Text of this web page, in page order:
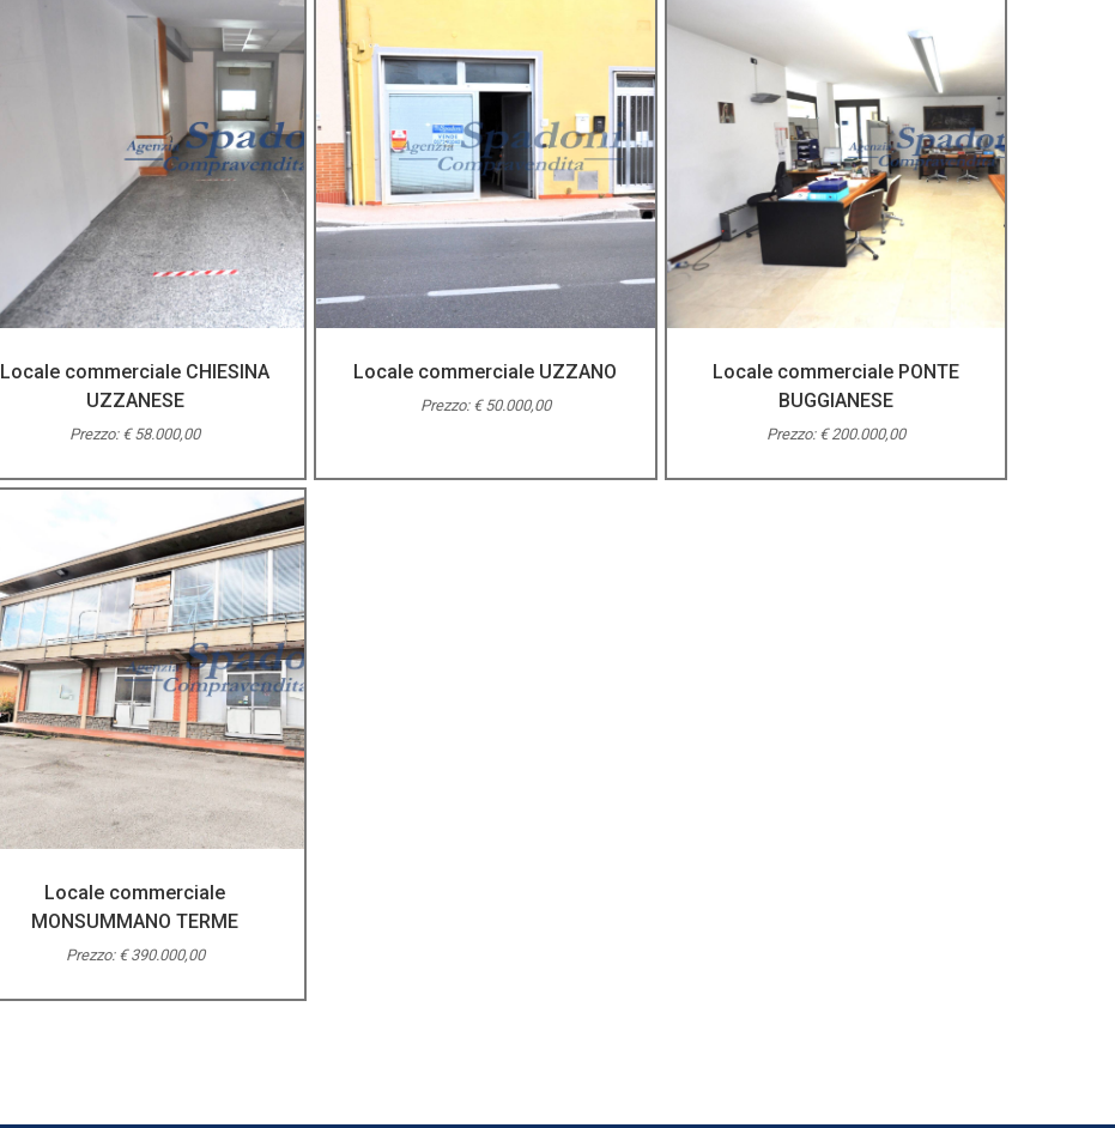
Locale commerciale CHIESINA
UZZANESE
Prezzo: € 58.000,00
Locale commerciale UZZANO
Prezzo: € 50.000,00
Locale commerciale PONTE
BUGGIANESE
Prezzo: € 200.000,00
Locale commerciale
MONSUMMANO TERME
Prezzo: € 390.000,00